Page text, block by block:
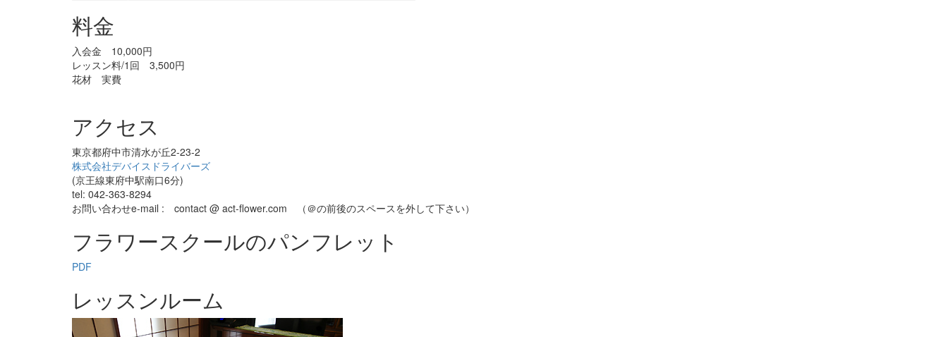
料金
入会金 10,000円
レッスン料/1回 3,500円
花材 実費
アクセス
東京都府中市清水が丘2-23-2
株式会社デバイスドライバーズ
(京王線東府中駅南口6分)
tel: 042-363-8294
お問い合わせe-mail : contact @ act-flower.com （＠の前後のスペースを外して下さい）
フラワースクールのパンフレット
PDF
レッスンルーム